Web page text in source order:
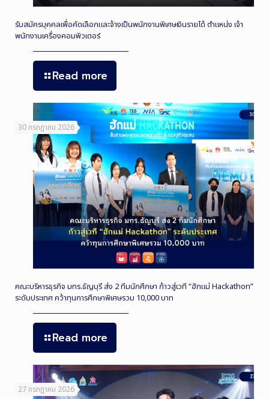
รับสมัครบุคคลเพื่อคัดเลือกและจ้างเป็นพนักงานพิเศษเงินรายได้ ตำแหน่ง เจ้า
พนักงานเครื่องคอมพิวเตอร์
Read more
30 กรกฎาคม 2026
คณะบริหารธุรกิจ มทร.ธัญบุรี ส่ง 2 ทีมนักศึกษา ก้าวสู่เวที “ฮักแม่ Hackathon”
ระดับประเทศ คว้าทุนการศึกษาพิเศษรวม 10,000 บาท
Read more
27 กรกฎาคม 2026